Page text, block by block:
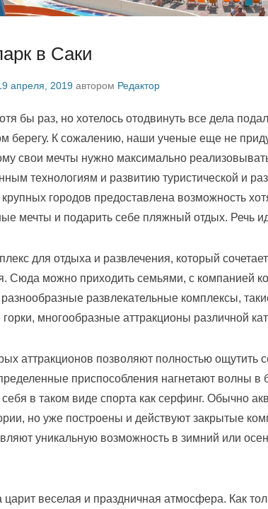
в Саки
апреля, 2019 автором Редактор
бы раз, но хотелось отодвинуть все дела
берегу. К сожалению, наши ученые еще не
свои мечты нужно максимально
технологиям и развитию туристической и
городов предоставлена возможность
мечты и подарить себе пляжный отдых. Речь
для отдыха и развлечения, который
Сюда можно приходить семьями, с компанией
развлекательные комплексы,
многообразные аттракционы различной
аттракционов позволяют полностью ощутить
приспособления нагнетают волны в
в таком виде спорта как серфинг. Обычно
но уже построены и действуют закрытые
уникальную возможность в зимний или
царит веселая и праздничная атмосфера. Как